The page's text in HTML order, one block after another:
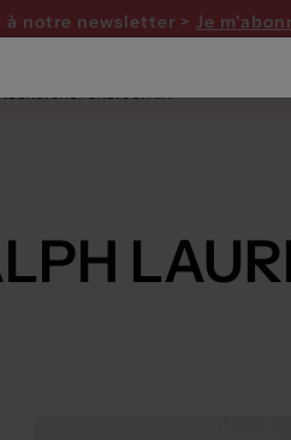
à notre newsletter > Je